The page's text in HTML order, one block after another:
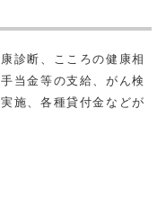
診断、こころの健康相
当金等の支給、がん検
施、各種貸付金などが